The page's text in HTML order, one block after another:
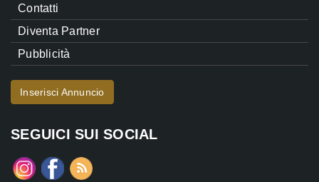
Contatti
Diventa Partner
Pubblicità
Inserisci Annuncio
SEGUICI SUI SOCIAL